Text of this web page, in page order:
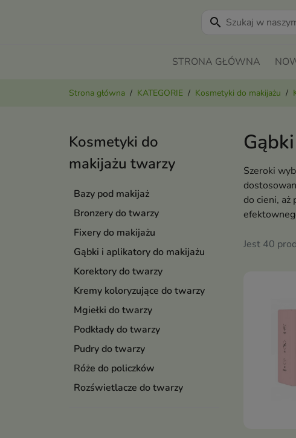
search
STRONA GŁÓWNA
Strona główna KATEGORIE Kosmetyki do makijażu
Kosmetyki do
makijażu twarzy
Bazy pod makijaż
Bronzery do twarzy
Fixery do makijażu
Gąbki i aplikatory do makijażu
Korektory do twarzy
Kremy koloryzujące do twarzy
Mgiełki do twarzy
Podkłady do twarzy
Pudry do twarzy
Róże do policzków
Rozświetlacze do twarzy
Szeroki
do cieni, aż
Jest 40